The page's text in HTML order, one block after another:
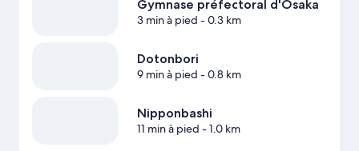
Gymnase préfectoral d'Osaka
3 min à pied - 0.3 km
Dotonbori
9 min à pied - 0.8 km
Nipponbashi
11 min à pied - 1.0 km